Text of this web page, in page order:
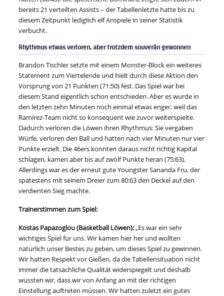
bereits 21 verteilten Assists – der Tabellenletzte hatte bis zu
diesem Zeitpunkt lediglich elf Anspiele in seiner Statistik
verbucht.
Rhythmus etwas verloren, aber trotzdem souverän gewonnen
Brandon Tischler setzte mit einem Monster-Block ein weiteres
Statement zum Viertelende und hielt durch diese Aktion den
Vorsprung von 21 Punkten (71:50) fest. Das Spiel war bei
diesem Stand eigentlich schon entschieden. Aber es wurde in
den letzten zehn Minuten noch einmal etwas enger, weil das
Ramírez-Team nicht so konsequent wie zuvor weiterspielte.
Dadurch verloren die Löwen ihren Rhythmus: Sie vergaben
Würfe, verloren den Ball und hatten nach vier Minuten nur vier
Punkte erzielt. Die 46ers konnten daraus nicht richtig Kapital
schlagen, kamen aber bis auf zwölf Punkte heran (75:63).
Allerdings war es der erneut gute Youngster Sananda Fru, der
spätestens mit seinem Dreier zum 80:63 den Deckel auf den
verdienten Sieg machte.
Trainerstimmen zum Spiel:
Kostas Papazoglou (Basketball Löwen):„Es war ein sehr
wichtiges Spiel für uns. Wir kamen hier her und wollten
natürlich unser Bestes zu geben, um dieses Spiel zu gewinnen.
Wir hatten Respekt vor Gießen, da die Tabellensituation nicht
immer die tatsächliche Qualität widerspiegelt und deshalb
wussten wir, dass wir von Anfang an mit der richtigen
Einstellung auftreten müssen. Wir hatten zuletzt ein gutes